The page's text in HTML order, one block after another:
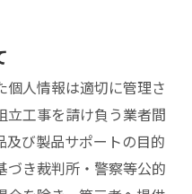
個人情報は適切に管理さ
立工事を請け負う業者間
及び製品サポートの目的
づき裁判所・警察等公的